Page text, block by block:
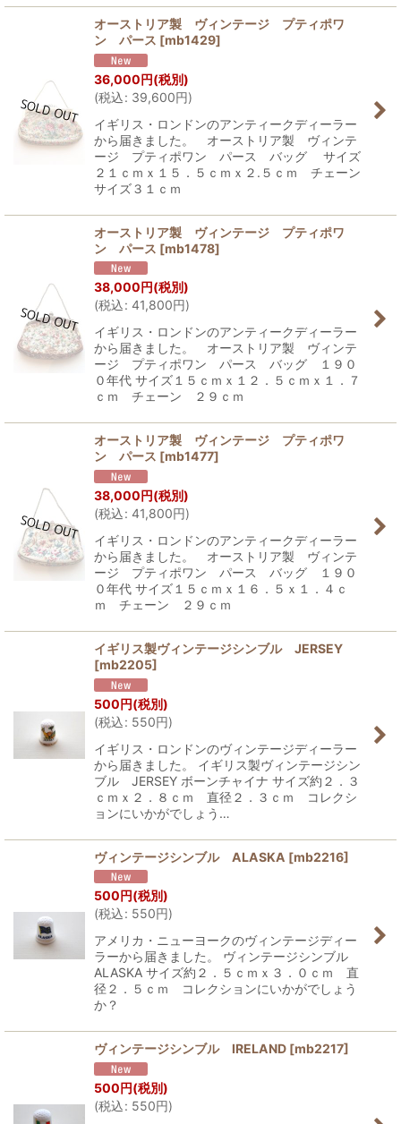
オーストリア製 ヴィンテージ プティポワ
ン パース [mb1429]
36,000円(税別)
(税込: 39,600円)
イギリス・ロンドンのアンティークディーラー
から届きました。 オーストリア製 ヴィンテ
ージ プティポワン パース バッグ サイズ
２１ｃｍｘ１５．５ｃｍｘ２.５ｃｍ チェーン
サイズ３１ｃｍ
オーストリア製 ヴィンテージ プティポワ
ン パース [mb1478]
38,000円(税別)
(税込: 41,800円)
イギリス・ロンドンのアンティークディーラー
から届きました。 オーストリア製 ヴィンテ
ージ プティポワン パース バッグ １９０
０年代 サイズ１５ｃｍｘ１２．５ｃｍｘ１．７
ｃｍ チェーン ２９ｃｍ
オーストリア製 ヴィンテージ プティポワ
ン パース [mb1477]
38,000円(税別)
(税込: 41,800円)
イギリス・ロンドンのアンティークディーラー
から届きました。 オーストリア製 ヴィンテ
ージ プティポワン パース バッグ １９０
０年代 サイズ１５ｃｍｘ１６．５ｘ１．４ｃ
ｍ チェーン ２９ｃｍ
イギリス製ヴィンテージシンブル JERSEY
[mb2205]
500円(税別)
(税込: 550円)
イギリス・ロンドンのヴィンテージディーラー
から届きました。 イギリス製ヴィンテージシン
ブル JERSEY ボーンチャイナ サイズ約２．３
ｃｍｘ２．８ｃｍ 直径２．３ｃｍ コレクシ
ョンにいかがでしょう…
ヴィンテージシンブル ALASKA [mb2216]
500円(税別)
(税込: 550円)
アメリカ・ニューヨークのヴィンテージディー
ラーから届きました。 ヴィンテージシンブル
ALASKA サイズ約２．５ｃｍｘ３．０ｃｍ 直
径２．５ｃｍ コレクションにいかがでしょう
か？
ヴィンテージシンブル IRELAND [mb2217]
500円(税別)
(税込: 550円)